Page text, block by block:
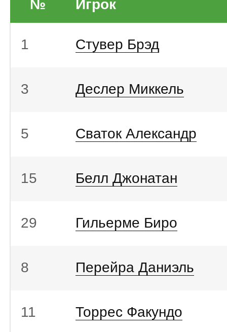
№ Игрок
1 Стувер Брэд
3 Деслер Миккель
5 Сваток Александр
15 Белл Джонатан
29 Гильерме Биро
8 Перейра Даниэль
11 Торрес Факундо